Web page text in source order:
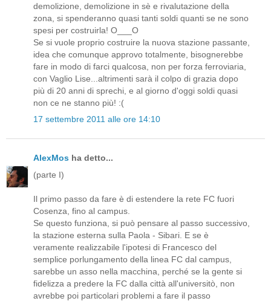
demolizione, demolizione in sè e rivalutazione della
zona, si spenderanno quasi tanti soldi quanti se ne sono
spesi per costruirla! O___O
Se si vuole proprio costruire la nuova stazione passante,
idea che comunque approvo totalmente, bisognerebbe
fare in modo di farci qualcosa, non per forza ferroviaria,
con Vaglio Lise...altrimenti sarà il colpo di grazia dopo
più di 20 anni di sprechi, e al giorno d'oggi soldi quasi
non ce ne stanno più! :(
17 settembre 2011 alle ore 14:10
AlexMos ha detto...
(parte I)
Il primo passo da fare è di estendere la rete FC fuori
Cosenza, fino al campus.
Se questo funziona, si può pensare al passo successivo,
la stazione esterna sulla Paola - Sibari. E se è
veramente realizzabile l'ipotesi di Francesco del
semplice porlungamento della linea FC dal campus,
sarebbe un asso nella macchina, perché se la gente si
fidelizza a predere la FC dalla città all'universitò, non
avrebbe poi particolari problemi a fare il passo